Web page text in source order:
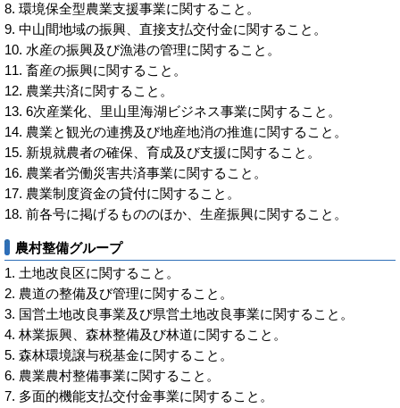
環境保全型農業支援事業に関すること。
中山間地域の振興、直接支払交付金に関すること。
水産の振興及び漁港の管理に関すること。
畜産の振興に関すること。
農業共済に関すること。
6次産業化、里山里海湖ビジネス事業に関すること。
農業と観光の連携及び地産地消の推進に関すること。
新規就農者の確保、育成及び支援に関すること。
農業者労働災害共済事業に関すること。
農業制度資金の貸付に関すること。
前各号に掲げるもののほか、生産振興に関すること。
農村整備グループ
土地改良区に関すること。
農道の整備及び管理に関すること。
国営土地改良事業及び県営土地改良事業に関すること。
林業振興、森林整備及び林道に関すること。
森林環境譲与税基金に関すること。
農業農村整備事業に関すること。
多面的機能支払交付金事業に関すること。